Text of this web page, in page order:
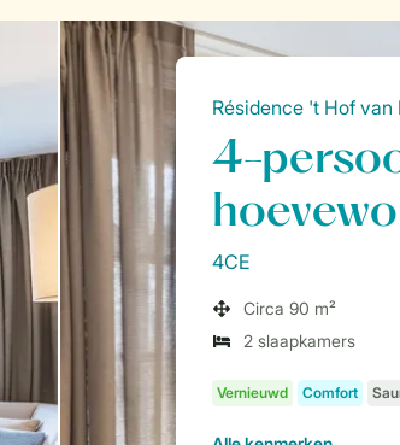
Résidence 't Hof van
4-
4CE
Circa 90 m²
2 slaapkamers